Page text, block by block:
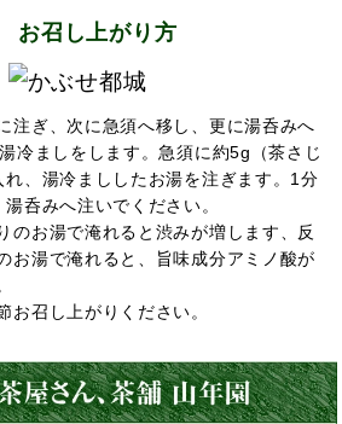
お召し上がり方
注ぎ、次に急須へ移し、更に湯呑みへ
冷ましをします。急須に約5g（茶さじ
、湯冷まししたお湯を注ぎます。1分
呑みへ注いでください。
のお湯で淹れると渋みが増します、反
お湯で淹れると、旨味成分アミノ酸が
お召し上がりください。